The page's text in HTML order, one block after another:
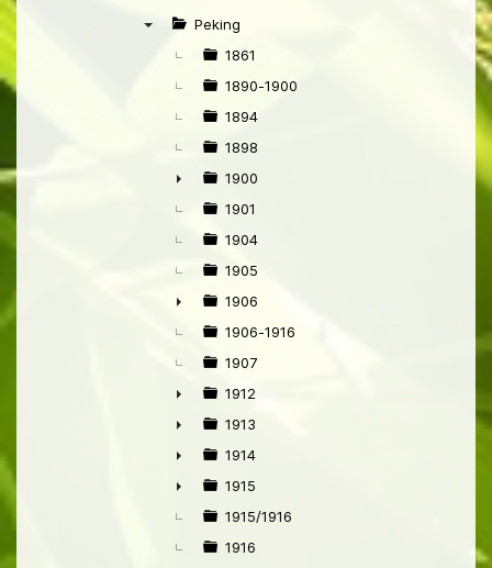
►
Peking
1861
1890-1900
1894
1898
►
1900
1901
1904
1905
►
1906
1906-1916
1907
►
1912
►
1913
►
1914
►
1915
1915/1916
1916